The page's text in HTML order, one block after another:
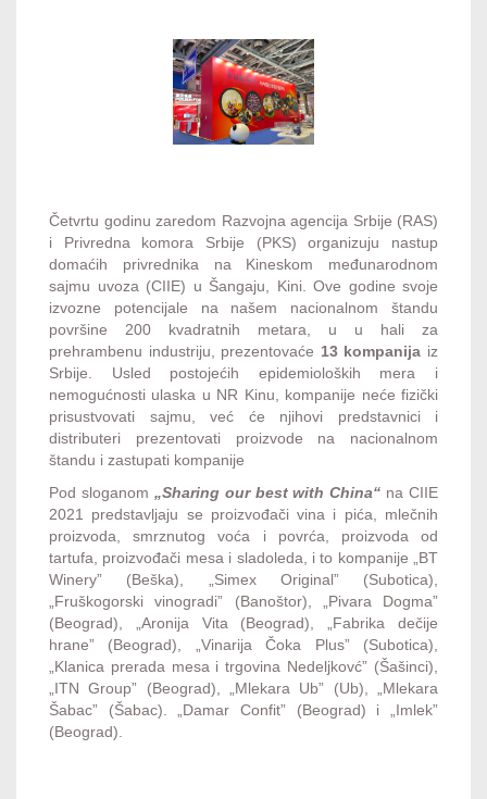
Četvrtu godinu zaredom Razvojna agencija Srbije (RAS)
i Privredna komora Srbije (PKS) organizuju nastup
domaćih privrednika na Kineskom međunarodnom
sajmu uvoza (CIIE) u Šangaju, Kini. Ove godine svoje
izvozne potencijale na našem nacionalnom štandu
površine 200 kvadratnih metara, u u hali za
prehrambenu industriju, prezentovaće 13 kompanija iz
Srbije. Usled postojećih epidemioloških mera i
nemogućnosti ulaska u NR Kinu, kompanije neće fizički
prisustvovati sajmu, već će njihovi predstavnici i
distributeri prezentovati proizvode na nacionalnom
štandu i zastupati kompanije
Pod sloganom „Sharing our best with China“ na CIIE
2021 predstavljaju se proizvođači vina i pića, mlečnih
proizvoda, smrznutog voća i povrća, proizvoda od
tartufa, proizvođači mesa i sladoleda, i to kompanije „BT
Winery” (Beška), „Simex Original” (Subotica),
„Fruškogorski vinogradi” (Banoštor), „Pivara Dogma”
(Beograd), „Aronija Vita (Beograd), „Fabrika dečije
hrane” (Beograd), „Vinarija Čoka Plus” (Subotica),
„Klanica prerada mesa i trgovina Nedeljkovć” (Šašinci),
„ITN Group” (Beograd), „Mlekara Ub” (Ub), „Mlekara
Šabac” (Šabac). „Damar Confit” (Beograd) i „Imlek”
(Beograd).